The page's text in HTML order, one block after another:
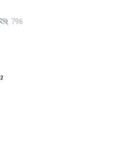
796
2